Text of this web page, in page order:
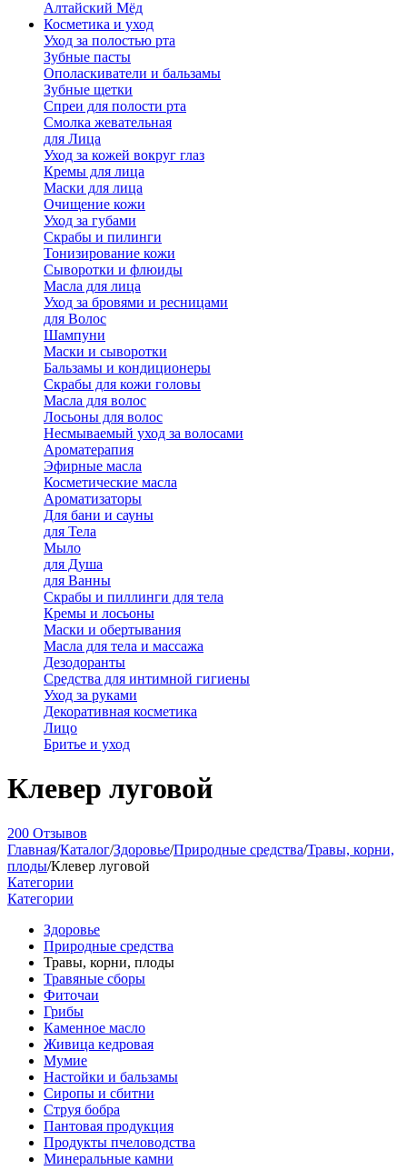
Алтайский Мёд
Косметика и уход
Уход за полостью рта
Зубные пасты
Ополаскиватели и бальзамы
Зубные щетки
Спреи для полости рта
Смолка жевательная
для Лица
Уход за кожей вокруг глаз
Кремы для лица
Маски для лица
Очищение кожи
Уход за губами
Скрабы и пилинги
Тонизирование кожи
Сыворотки и флюиды
Масла для лица
Уход за бровями и ресницами
для Волос
Шампуни
Маски и сыворотки
Бальзамы и кондиционеры
Скрабы для кожи головы
Масла для волос
Лосьоны для волос
Несмываемый уход за волосами
Ароматерапия
Эфирные масла
Косметические масла
Ароматизаторы
Для бани и сауны
для Тела
Мыло
для Душа
для Ванны
Скрабы и пиллинги для тела
Кремы и лосьоны
Маски и обертывания
Масла для тела и массажа
Дезодоранты
Средства для интимной гигиены
Уход за руками
Декоративная косметика
Лицо
Бритье и уход
Клевер луговой
200 Отзывов
Главная/Каталог/Здоровье/Природные средства/Травы, корни,
плоды/Клевер луговой
Категории
Категории
Здоровье
Природные средства
Травы, корни, плоды
Травяные сборы
Фиточаи
Грибы
Каменное масло
Живица кедровая
Мумие
Настойки и бальзамы
Сиропы и сбитни
Струя бобра
Пантовая продукция
Продукты пчеловодства
Минеральные камни